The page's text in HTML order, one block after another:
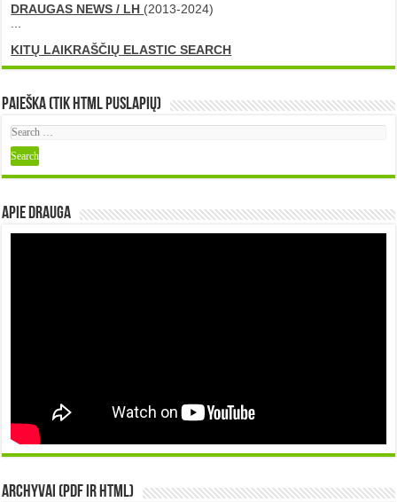
DRAUGAS NEWS / LH (2013-2024)
KITŲ LAIKRAŠČIŲ ELASTIC SEARCH
Paieška (tik HTML puslapių)
Apie DRAUGA
Archyvai (PDF ir HTML)